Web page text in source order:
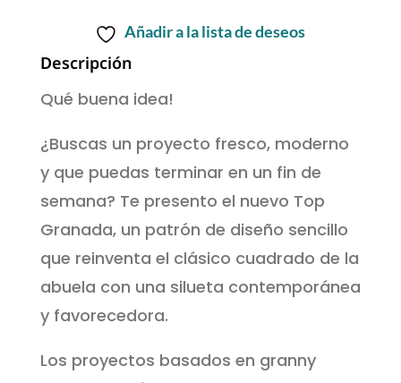
Añadir a la lista de deseos
Descripción
Qué buena idea!
​¿Buscas un proyecto fresco, moderno
y que puedas terminar en un fin de
semana? Te presento el nuevo Top
Granada, un patrón de diseño sencillo
que reinventa el clásico cuadrado de la
abuela con una silueta contemporánea
y favorecedora.
Los proyectos basados en granny